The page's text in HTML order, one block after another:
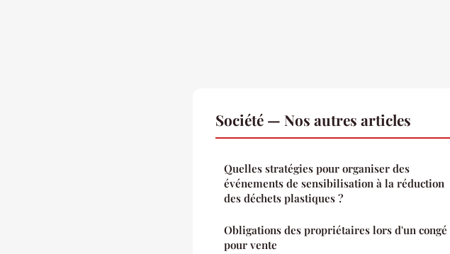
Société — Nos autres articles
Quelles stratégies pour organiser des
événements de sensibilisation à la réduction
des déchets plastiques ?
Obligations des propriétaires lors d'un congé
pour vente